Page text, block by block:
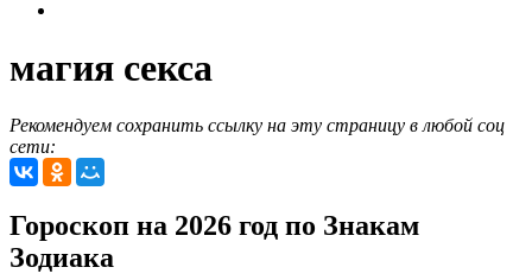
магия секса
Рекомендуем сохранить ссылку на эту страницу в любой соц
сети:
Гороскоп на 2026 год по Знакам
Зодиака